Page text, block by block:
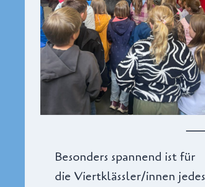
Besonders spannend ist für
die Viertklässler/innen jedes